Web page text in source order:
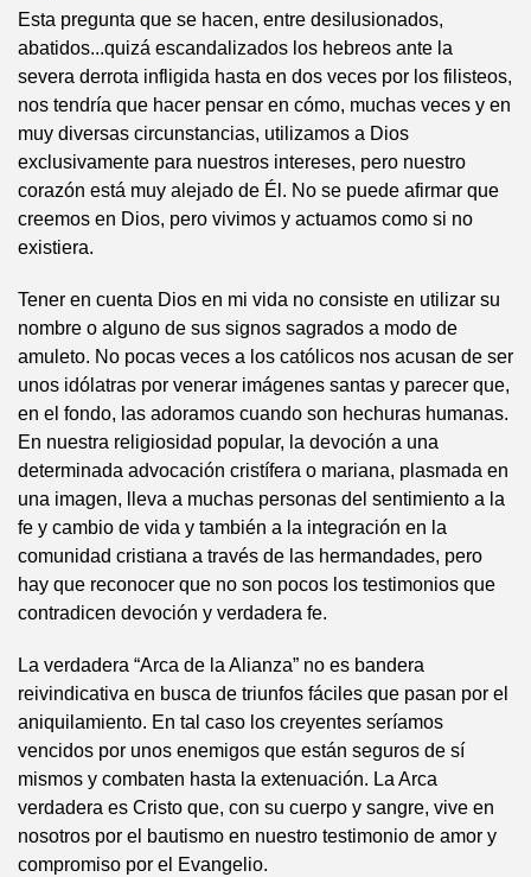
Esta pregunta que se hacen, entre desilusionados,
abatidos...quizá escandalizados los hebreos ante la
severa derrota infligida hasta en dos veces por los filisteos,
nos tendría que hacer pensar en cómo, muchas veces y en
muy diversas circunstancias, utilizamos a Dios
exclusivamente para nuestros intereses, pero nuestro
corazón está muy alejado de Él. No se puede afirmar que
creemos en Dios, pero vivimos y actuamos como si no
existiera.
Tener en cuenta Dios en mi vida no consiste en utilizar su
nombre o alguno de sus signos sagrados a modo de
amuleto. No pocas veces a los católicos nos acusan de ser
unos idólatras por venerar imágenes santas y parecer que,
en el fondo, las adoramos cuando son hechuras humanas.
En nuestra religiosidad popular, la devoción a una
determinada advocación cristífera o mariana, plasmada en
una imagen, lleva a muchas personas del sentimiento a la
fe y cambio de vida y también a la integración en la
comunidad cristiana a través de las hermandades, pero
hay que reconocer que no son pocos los testimonios que
contradicen devoción y verdadera fe.
La verdadera “Arca de la Alianza” no es bandera
reivindicativa en busca de triunfos fáciles que pasan por el
aniquilamiento. En tal caso los creyentes seríamos
vencidos por unos enemigos que están seguros de sí
mismos y combaten hasta la extenuación. La Arca
verdadera es Cristo que, con su cuerpo y sangre, vive en
nosotros por el bautismo en nuestro testimonio de amor y
compromiso por el Evangelio.